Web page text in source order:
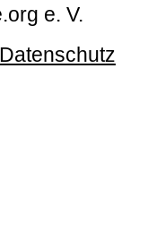
e. V.
Datenschutz